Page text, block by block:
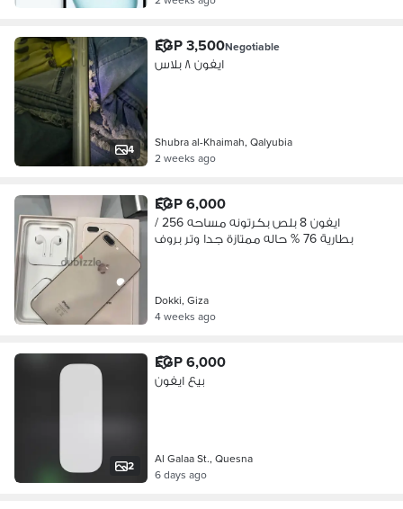
4
EGP 3,500Negotiable
ايفون ٨ بلاس
Shubra al-Khaimah, Qalyubia
2 weeks ago
EGP 6,000
ايفون 8 بلص بكرتونه مساحه 256 /
بطارية 76 % حاله ممتازة جدا وتر بروف
Dokki, Giza
4 weeks ago
2
EGP 6,000
بيع ايفون
Al Galaa St., Quesna
6 days ago